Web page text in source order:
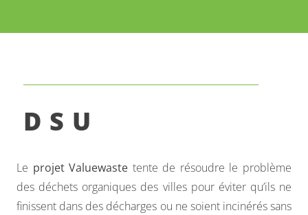
DSU
Le projet Valuewaste tente de résoudre le problème
des déchets organiques des villes pour éviter qu’ils ne
finissent dans des décharges ou ne soient incinérés sans